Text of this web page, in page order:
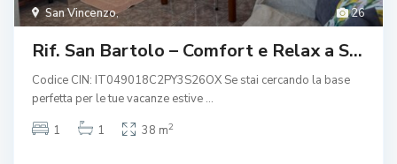
26
San Vincenzo,
Rif. San Bartolo – Comfort e Relax a S...
Codice CIN: IT049018C2PY3S26OX Se stai cercando la base
perfetta per le tue vacanze estive ...
1
1 38 m2